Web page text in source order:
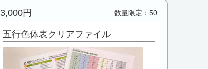
3,000円 数量限定：50
五行色体表クリアファイル